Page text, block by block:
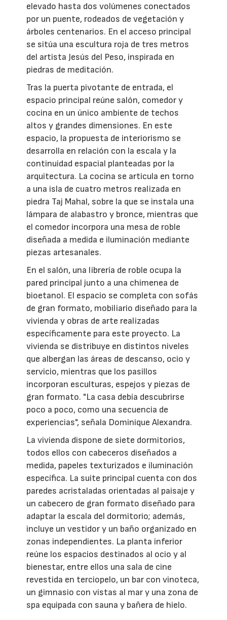
elevado hasta dos volúmenes conectados
por un puente, rodeados de vegetación y
árboles centenarios. En el acceso principal
se sitúa una escultura roja de tres metros
del artista Jesús del Peso, inspirada en
piedras de meditación.
Tras la puerta pivotante de entrada, el
espacio principal reúne salón, comedor y
cocina en un único ambiente de techos
altos y grandes dimensiones. En este
espacio, la propuesta de interiorismo se
desarrolla en relación con la escala y la
continuidad espacial planteadas por la
arquitectura. La cocina se articula en torno
a una isla de cuatro metros realizada en
piedra Taj Mahal, sobre la que se instala una
lámpara de alabastro y bronce, mientras que
el comedor incorpora una mesa de roble
diseñada a medida e iluminación mediante
piezas artesanales.
En el salón, una librería de roble ocupa la
pared principal junto a una chimenea de
bioetanol. El espacio se completa con sofás
de gran formato, mobiliario diseñado para la
vivienda y obras de arte realizadas
específicamente para este proyecto. La
vivienda se distribuye en distintos niveles
que albergan las áreas de descanso, ocio y
servicio, mientras que los pasillos
incorporan esculturas, espejos y piezas de
gran formato. "La casa debía descubrirse
poco a poco, como una secuencia de
experiencias", señala Dominique Alexandra.
La vivienda dispone de siete dormitorios,
todos ellos con cabeceros diseñados a
medida, papeles texturizados e iluminación
específica. La suite principal cuenta con dos
paredes acristaladas orientadas al paisaje y
un cabecero de gran formato diseñado para
adaptar la escala del dormitorio; además,
incluye un vestidor y un baño organizado en
zonas independientes. La planta inferior
reúne los espacios destinados al ocio y al
bienestar, entre ellos una sala de cine
revestida en terciopelo, un bar con vinoteca,
un gimnasio con vistas al mar y una zona de
spa equipada con sauna y bañera de hielo.